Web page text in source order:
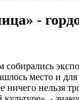
-
место и
нельзя